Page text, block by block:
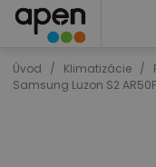
Úvod / Klimatizácie /
Samsung Luzon S2